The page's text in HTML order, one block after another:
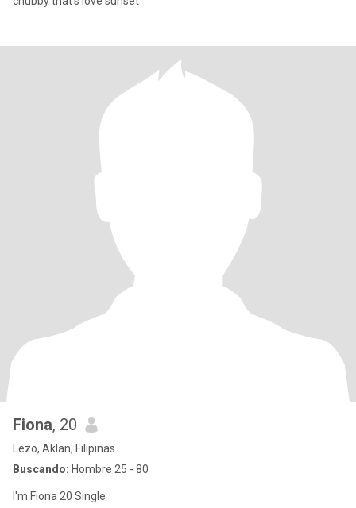
Fiona, 20
Lezo, Aklan, Filipinas
Buscando: Hombre 25 - 80
I'm Fiona 20 Single